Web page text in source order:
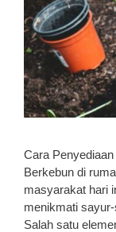
Cara
Berkebun di
masyarakat hari
menikmati
Salah satu